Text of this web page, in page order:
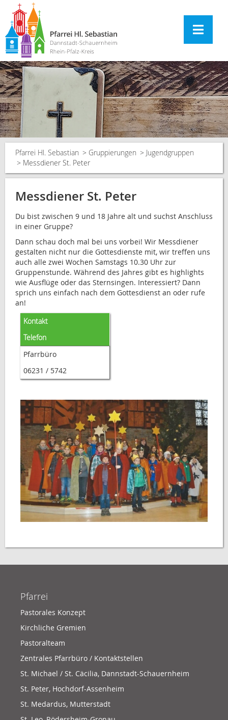
Pfarrei Hl. Sebastian Gruppierungen
Jugendgruppen
Messdiener St. Peter
Messdiener St. Peter
Du bist zwischen 9 und 18 Jahre alt und suchst Anschluss
in einer Gruppe?
Dann schau doch mal bei uns vorbei! Wir Messdiener
gestalten nicht nur die Gottesdienste mit, wir treffen uns
auch alle zwei Wochen Samstags 10.30 Uhr zur
Gruppenstunde. Während des Jahres gibt es highlights
wie Ausflüge oder das Sternsingen. Interessiert? Dann
sprich uns einfach nach dem Gottesdienst an oder rufe
an!
Kontakt
Telefon
Pfarrbüro
06231 / 5742
Pfarrei
Pastorales Konzept
Kirchliche Gremien
Pastoralteam
Zentrales Pfarrbüro / Kontaktstellen
St. Michael / St. Cäcilia, Dannstadt-Schauernheim
St. Peter, Hochdorf-Assenheim
St. Medardus, Mutterstadt